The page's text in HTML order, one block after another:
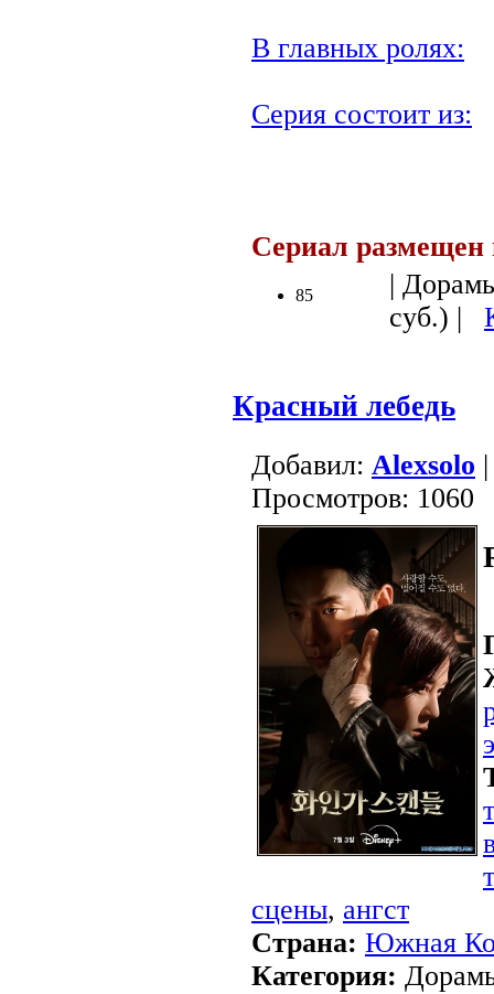
В главных ролях:
Серия состоит из:
Сериал размещен
85
|
суб.) |
Красный лебедь
Добавил: Alexsolo
Просмотров: 1060
сцены, ангст
Страна: Южная
Категория: